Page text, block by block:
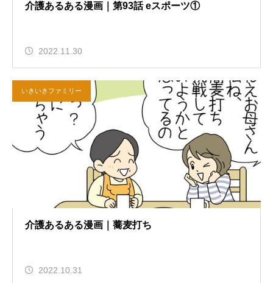
介護あるある漫画｜第93話 eスポーツ①
2022.11.30
いきいきファミリー
介護あるある漫画｜蕎麦打ち
2022.10.31